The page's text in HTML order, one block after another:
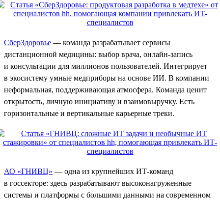
СберЗдоровье — команда разрабатывает сервисы
дистанционной медицины: выбор врача, онлайн-запись
и консультации для миллионов пользователей. Интегрирует
в экосистему умные медприборы на основе ИИ. В компании
неформальная, поддерживающая атмосфера. Команда ценит
открытость, личную инициативу и взаимовыручку. Есть
горизонтальные и вертикальные карьерные треки.
АО «ГНИВЦ» — одна из крупнейших ИТ-команд
в госсекторе: здесь разрабатывают высоконагруженные
системы и платформы с большими данными на современном